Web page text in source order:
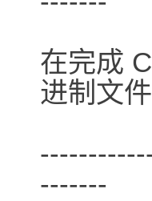
在完成
进制文件
-------